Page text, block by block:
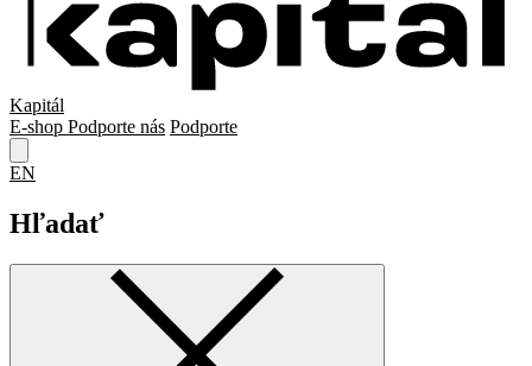
Kapitál
E-shop Podporte nás Podporte
EN
Hľadať